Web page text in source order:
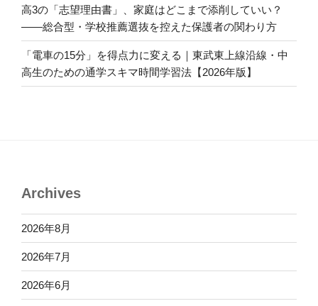
高3の「志望理由書」、家庭はどこまで添削していい？
――総合型・学校推薦選抜を控えた保護者の関わり方
「電車の15分」を得点力に変える｜東武東上線沿線・中
高生のための通学スキマ時間学習法【2026年版】
Archives
2026年8月
2026年7月
2026年6月